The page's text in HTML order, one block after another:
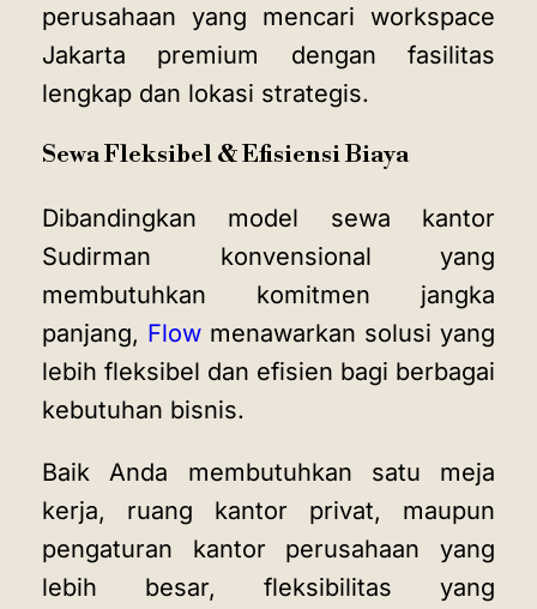
perusahaan yang mencari workspace
Jakarta premium dengan fasilitas
lengkap dan lokasi strategis.
Sewa Fleksibel & Efisiensi Biaya
Dibandingkan model sewa kantor
Sudirman konvensional yang
membutuhkan komitmen jangka
panjang, Flow menawarkan solusi yang
lebih fleksibel dan efisien bagi berbagai
kebutuhan bisnis.
Baik Anda membutuhkan satu meja
kerja, ruang kantor privat, maupun
pengaturan kantor perusahaan yang
lebih besar, fleksibilitas yang